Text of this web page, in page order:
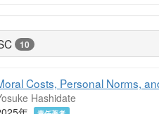
10
Costs, Personal Norms,
Hashidate